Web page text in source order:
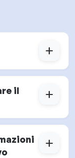
add
il
add
add